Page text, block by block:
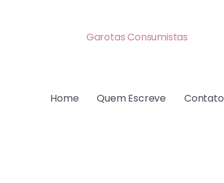
Garotas Consumistas
Home Quem Escreve Contato